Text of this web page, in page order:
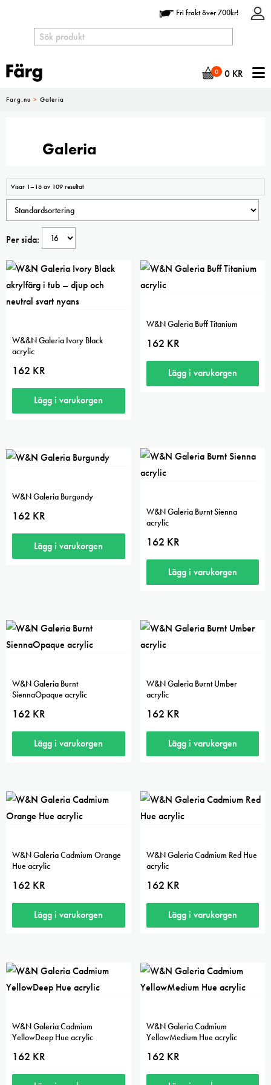
Fri frakt över 700kr!
0 0 KR
Farg.nu > Galeria
Galeria
Visar 1–16 av 109 resultat
Per sida:
W&&N Galeria Ivory Black
acrylic
162 KR
Lägg i varukorgen
W&N Galeria Buff Titanium
162 KR
Lägg i varukorgen
W&N Galeria Burgundy
162 KR
Lägg i varukorgen
W&N Galeria Burnt Sienna
acrylic
162 KR
Lägg i varukorgen
W&N Galeria Burnt
SiennaOpaque acrylic
162 KR
Lägg i varukorgen
W&N Galeria Burnt Umber
acrylic
162 KR
Lägg i varukorgen
W&N Galeria Cadmium Orange
Hue acrylic
162 KR
Lägg i varukorgen
W&N Galeria Cadmium Red Hue
acrylic
162 KR
Lägg i varukorgen
W&N Galeria Cadmium
YellowDeep Hue acrylic
162 KR
W&N Galeria Cadmium
YellowMedium Hue acrylic
162 KR